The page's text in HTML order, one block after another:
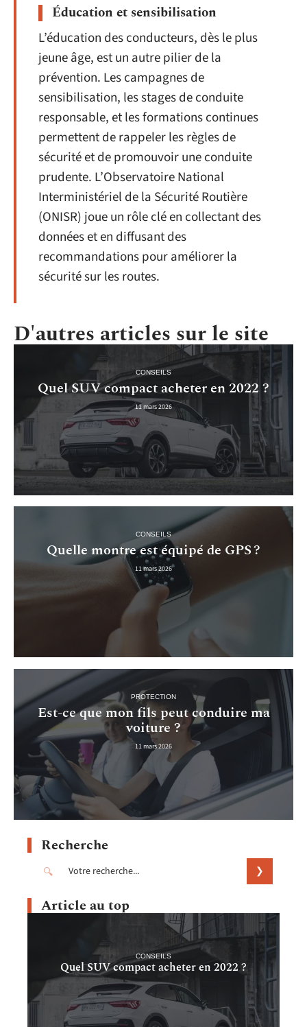
Éducation et sensibilisation
L’éducation des conducteurs, dès le plus
jeune âge, est un autre pilier de la
prévention. Les campagnes de
sensibilisation, les stages de conduite
responsable, et les formations continues
permettent de rappeler les règles de
sécurité et de promouvoir une conduite
prudente. L’Observatoire National
Interministériel de la Sécurité Routière
(ONISR) joue un rôle clé en collectant des
données et en diffusant des
recommandations pour améliorer la
sécurité sur les routes.
D'autres articles sur le site
CONSEILS
Quel SUV compact acheter en 2022 ?
11 mars 2026
CONSEILS
Quelle montre est équipé de GPS ?
11 mars 2026
PROTECTION
Est-ce que mon fils peut conduire ma
voiture ?
11 mars 2026
Recherche
Article au top
CONSEILS
Quel SUV compact acheter en 2022 ?